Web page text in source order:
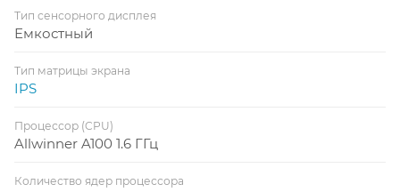
Тип сенсорного дисплея
Емкостный
Тип матрицы экрана
IPS
Процессор (CPU)
Allwinner A100 1.6 ГГц
Количество ядер процессора